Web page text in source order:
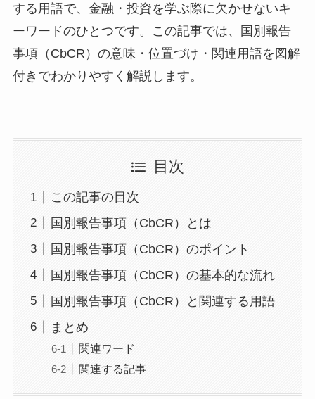
する用語で、金融・投資を学ぶ際に欠かせないキ
ーワードのひとつです。この記事では、国別報告
事項（CbCR）の意味・位置づけ・関連用語を図解
付きでわかりやすく解説します。
目次
この記事の目次
国別報告事項（CbCR）とは
国別報告事項（CbCR）のポイント
国別報告事項（CbCR）の基本的な流れ
国別報告事項（CbCR）と関連する用語
まとめ
関連ワード
関連する記事